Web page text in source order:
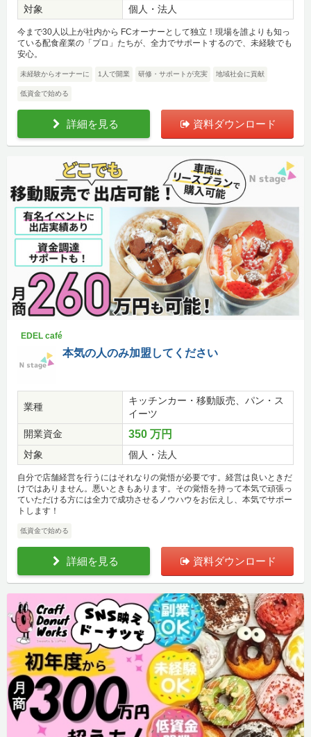
対象 個人・法人
今まで30人以上が社内から FCオーナーとして独立！現場を誰よりも知っ
ている配食産業の「プロ」たちが、全力でサポートするので、未経験でも
安心。
未経験からオーナーに 1人で開業 研修・サポートが充実 地域社会に貢献
低資金で始める
詳細を見る 資料ダウンロード
EDEL café
本気の人のみ加盟してください
業種
キッチンカー・移動販売、パン・ス
イーツ
開業資金
350 万円
対象 個人・法人
自分で店舗経営を行うにはそれなりの覚悟が必要です。経営は良いときだ
けではありません。悪いときもあります。その覚悟を持って本気で頑張っ
ていただける方には全力で成功させるノウハウをお伝えし、本気でサポー
トします！
低資金で始める
詳細を見る 資料ダウンロード